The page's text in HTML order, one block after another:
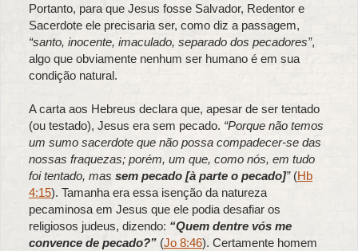
Portanto, para que Jesus fosse Salvador, Redentor e
Sacerdote ele precisaria ser, como diz a passagem,
“santo, inocente, imaculado, separado dos pecadores”,
algo que obviamente nenhum ser humano é em sua
condição natural.
A carta aos Hebreus declara que, apesar de ser tentado
(ou testado), Jesus era sem pecado. “Porque não temos
um sumo sacerdote que não possa compadecer-se das
nossas fraquezas; porém, um que, como nós, em tudo
foi tentado, mas sem pecado [à parte o pecado]”(Hb
4:15). Tamanha era essa isenção da natureza
pecaminosa em Jesus que ele podia desafiar os
religiosos judeus, dizendo: “Quem dentre vós me
convence de pecado?” (Jo 8:46). Certamente homem